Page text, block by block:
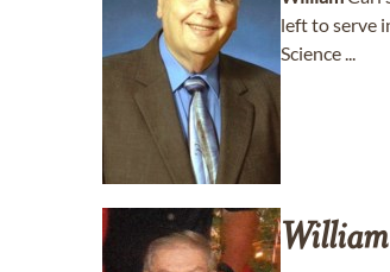
left to serve
Science ...
William